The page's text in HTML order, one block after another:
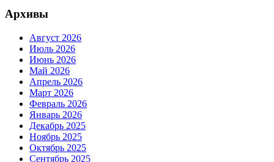
Архивы
Август 2026
Июль 2026
Июнь 2026
Май 2026
Апрель 2026
Март 2026
Февраль 2026
Январь 2026
Декабрь 2025
Ноябрь 2025
Октябрь 2025
Сентябрь 2025